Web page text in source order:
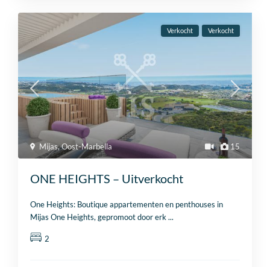
15
Mijas,Oost-Marbella
Verkocht Verkocht
ONE HEIGHTS – Uitverkocht
One Heights: Boutique appartementen en penthouses in
Mijas One Heights, gepromoot door erk...
2